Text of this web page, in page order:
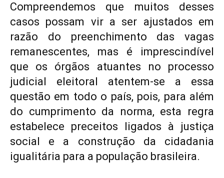
Compreendemos que muitos desses
casos possam vir a ser ajustados em
razão do preenchimento das vagas
remanescentes, mas é imprescindível
que os órgãos atuantes no processo
judicial eleitoral atentem-se a essa
questão em todo o país, pois, para além
do cumprimento da norma, esta regra
estabelece preceitos ligados à justiça
social e a construção da cidadania
igualitária para a população brasileira.